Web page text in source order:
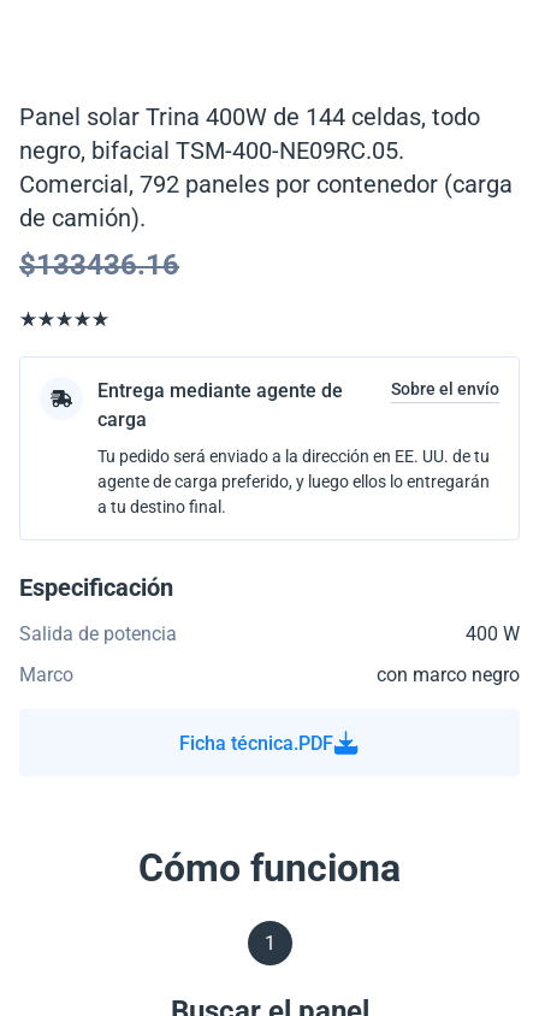
Panel solar Trina 400W de 144 celdas, todo
negro, bifacial TSM-400-NE09RC.05.
Comercial, 792 paneles por contenedor (carga
de camión).
$133436.16
Entrega mediante agente de
carga
Sobre el envío
Tu pedido será enviado a la dirección en EE. UU. de tu
agente de carga preferido, y luego ellos lo entregarán
a tu destino final.
Especificación
Salida de potencia
400 W
Marco
con marco negro
Ficha técnica.PDF
Cómo funciona
1